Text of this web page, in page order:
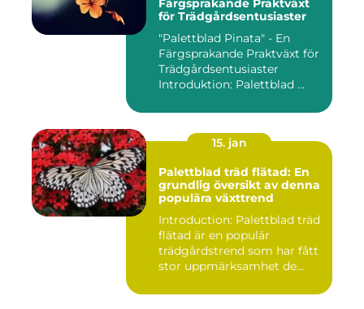
Färgsprakande Praktväxt
för Trädgårdsentusiaster
"Palettblad Pinata" - En
Färgsprakande Praktväxt för
Trädgårdsentusiaster
Introduktion: Palettblad ...
15. jan
Palettblad träd flätad: En
grundlig översikt av denna
populära växttrend
Introduction: Palettblad träd
flätad är en populär
trädgårdstrend som har fått
stor uppmärksamhet de...